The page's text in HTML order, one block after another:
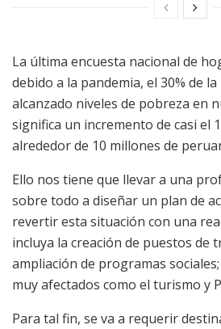
La última encuesta nacional de
debido a la pandemia, el 30% de
alcanzado niveles de pobreza en
significa un incremento de casi el
alrededor de 10 millones de
Ello nos tiene que llevar a una
sobre todo a diseñar un plan de
revertir esta situación con una
incluya la creación de puestos de
ampliación de programas
muy afectados como el turismo y
Para tal fin, se va a requerir